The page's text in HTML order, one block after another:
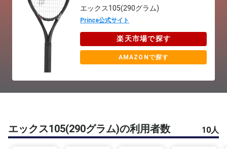
エックス105(290グラム)
Prince公式サイト
楽天市場で探す
AMAZONで探す
エックス105(290グラム)の利用者数 10人